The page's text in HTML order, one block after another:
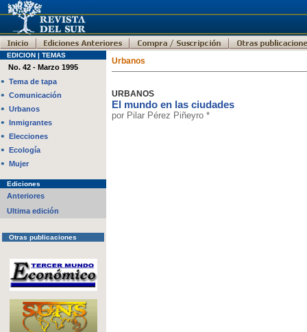
EDICION | TEMAS
No. 42 - Marzo 1995
• Tema de tapa
• Comunicación
• Urbanos
• Inmigrantes
• Elecciones
• Ecología
• Mujer
Ediciones
Anteriores
Ultima edición
Otras publicaciones
Urbanos
URBANOS
El mundo en las ciudades
por Pilar Pérez Piñeyro *